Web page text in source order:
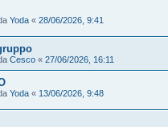
Yoda « 28/06/2026, 9:41
Cesco « 27/06/2026, 16:11
Yoda « 13/06/2026, 9:48